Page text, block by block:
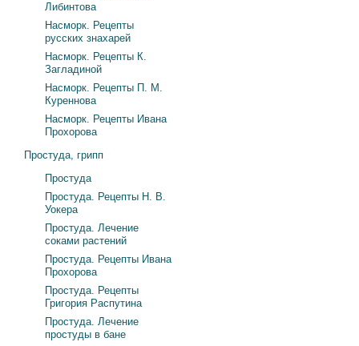
Либинтова
Насморк. Рецепты
русских знахарей
Насморк. Рецепты К.
Загладиной
Насморк. Рецепты П. М.
Куреннова
Насморк. Рецепты Ивана
Прохорова
Простуда, грипп
Простуда
Простуда. Рецепты Н. В.
Уокера
Простуда. Лечение
соками растений
Простуда. Рецепты Ивана
Прохорова
Простуда. Рецепты
Григория Распутина
Простуда. Лечение
простуды в бане